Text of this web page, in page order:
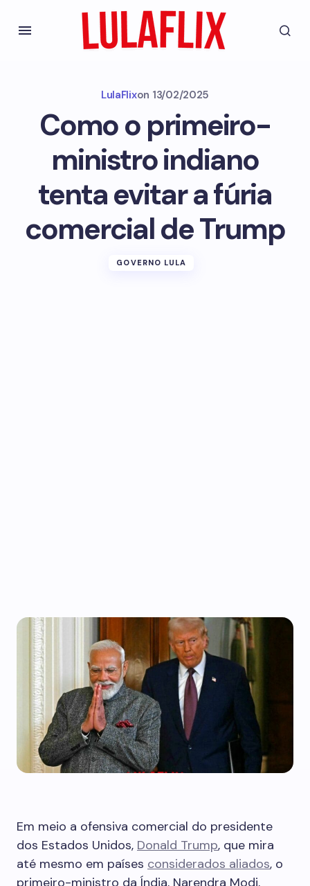
LulaFlixon 13/02/2025
Como o primeiro-
ministro indiano
tenta evitar a fúria
comercial de Trump
GOVERNO LULA
Em meio a ofensiva comercial do presidente
dos Estados Unidos, Donald Trump, que mira
até mesmo em países considerados aliados, o
primeiro-ministro da Índia, Narendra Modi,